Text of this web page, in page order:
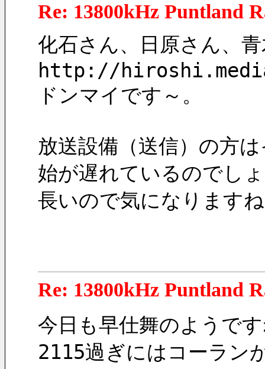
Re: 13800kHz Puntland
化石さん、日原さん、
http://
ドンマイです～。
放送設備（送信）の方
始が遅れているのでし
長いので気になります
Re: 13800kHz Puntland
今日も早仕舞のようで
2115過ぎにはコーラン